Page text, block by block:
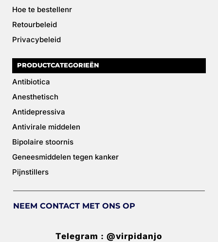
Hoe te bestellenr
Retourbeleid
Privacybeleid
PRODUCTCATEGORIEËN
Antibiotica
Anesthetisch
Antidepressiva
Antivirale middelen
Bipolaire stoornis
Geneesmiddelen tegen kanker
Pijnstillers
NEEM CONTACT MET ONS OP
Telegram : @virpidanjo